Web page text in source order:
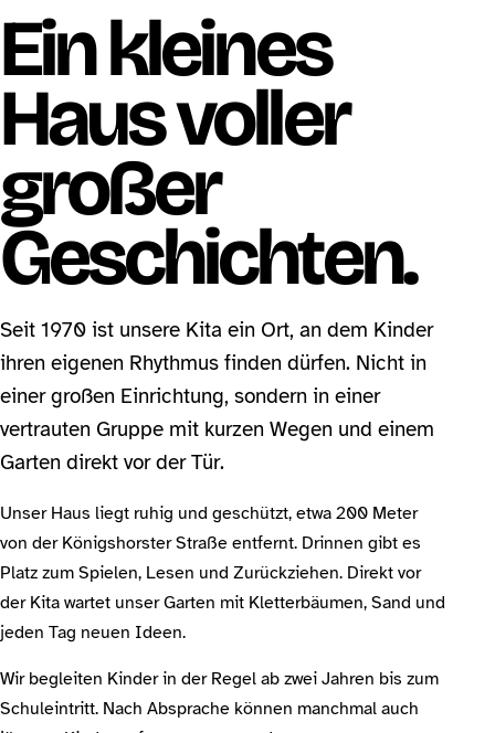
Ein kleines
Haus voller
großer
Geschichten.
Seit 1970 ist unsere Kita ein Ort, an dem Kinder
ihren eigenen Rhythmus finden dürfen. Nicht in
einer großen Einrichtung, sondern in einer
vertrauten Gruppe mit kurzen Wegen und einem
Garten direkt vor der Tür.
Unser Haus liegt ruhig und geschützt, etwa 200 Meter
von der Königshorster Straße entfernt. Drinnen gibt es
Platz zum Spielen, Lesen und Zurückziehen. Direkt vor
der Kita wartet unser Garten mit Kletterbäumen, Sand und
jeden Tag neuen Ideen.
Wir begleiten Kinder in der Regel ab zwei Jahren bis zum
Schuleintritt. Nach Absprache können manchmal auch